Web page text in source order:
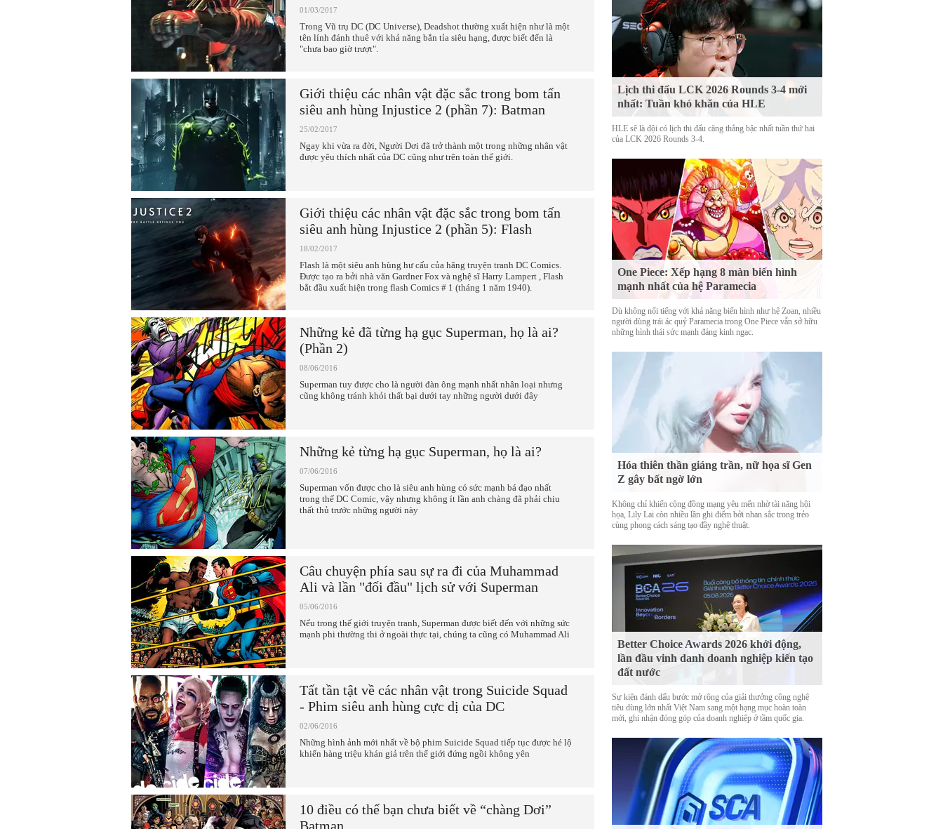
01/03/2017
Trong Vũ trụ DC (DC Universe), Deadshot thường xuất hiện như là một
tên lính đánh thuê với khả năng bắn tỉa siêu hạng, được biết đến là
"chưa bao giờ trượt".
Giới thiệu các nhân vật đặc sắc trong bom tấn
siêu anh hùng Injustice 2 (phần 7): Batman
25/02/2017
Ngay khi vừa ra đời, Người Dơi đã trở thành một trong những nhân vật
được yêu thích nhất của DC cũng như trên toàn thế giới.
Giới thiệu các nhân vật đặc sắc trong bom tấn
siêu anh hùng Injustice 2 (phần 5): Flash
18/02/2017
Flash là một siêu anh hùng hư cấu của hãng truyện tranh DC Comics.
Được tạo ra bởi nhà văn Gardner Fox và nghệ sĩ Harry Lampert , Flash
bắt đầu xuất hiện trong flash Comics # 1 (tháng 1 năm 1940).
Những kẻ đã từng hạ gục Superman, họ là ai?
(Phần 2)
08/06/2016
Superman tuy được cho là người đàn ông mạnh nhất nhân loại nhưng
cũng không tránh khỏi thất bại dưới tay những người dưới đây
Những kẻ từng hạ gục Superman, họ là ai?
07/06/2016
Superman vốn được cho là siêu anh hùng có sức mạnh bá đạo nhất
trong thế DC Comic, vậy nhưng không ít lần anh chàng đã phải chịu
thất thủ trước những người này
Câu chuyện phía sau sự ra đi của Muhammad
Ali và lần "đối đầu" lịch sử với Superman
05/06/2016
Nếu trong thế giới truyện tranh, Superman được biết đến với những sức
mạnh phi thường thi ở ngoài thực tại, chúng ta cũng có Muhammad Ali
Tất tần tật về các nhân vật trong Suicide Squad
- Phim siêu anh hùng cực dị của DC
02/06/2016
Những hình ảnh mới nhất về bộ phim Suicide Squad tiếp tục được hé lộ
khiến hàng triệu khán giả trên thế giới đứng ngồi không yên
10 điều có thể bạn chưa biết về “chàng Dơi”
Batman
Lịch thi đấu LCK 2026 Rounds 3-4 mới
nhất: Tuần khó khăn của HLE
HLE sẽ là đội có lịch thi đấu căng thẳng bậc nhất tuần thứ hai
của LCK 2026 Rounds 3-4.
One Piece: Xếp hạng 8 màn biến hình
mạnh nhất của hệ Paramecia
Dù không nổi tiếng với khả năng biến hình như hệ Zoan, nhiều
người dùng trái ác quỷ Paramecia trong One Piece vẫn sở hữu
những hình thái sức mạnh đáng kinh ngạc.
Hóa thiên thần giáng trần, nữ họa sĩ Gen
Z gây bất ngờ lớn
Không chỉ khiến cộng đồng mạng yêu mến nhờ tài năng hội
họa, Lily Lai còn nhiều lần ghi điểm bởi nhan sắc trong trẻo
cùng phong cách sáng tạo đầy nghệ thuật.
Better Choice Awards 2026 khởi động,
lần đầu vinh danh doanh nghiệp kiến tạo
đất nước
Sự kiện đánh dấu bước mở rộng của giải thưởng công nghệ
tiêu dùng lớn nhất Việt Nam sang một hạng mục hoàn toàn
mới, ghi nhận đóng góp của doanh nghiệp ở tầm quốc gia.